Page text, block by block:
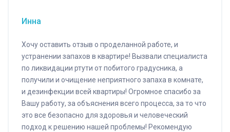
Инна
Хочу оставить отзыв о проделанной работе, и
устранении запахов в квартире! Вызвали специалиста
по ликвидации ртути от побитого градусника, а
получили и очищение неприятного запаха в комнате,
и дезинфекции всей квартиры! Огромное спасибо за
Вашу работу, за объяснения всего процесса, за то что
это все безопасно для здоровья и человеческий
подход к решению нашей проблемы! Рекомендую